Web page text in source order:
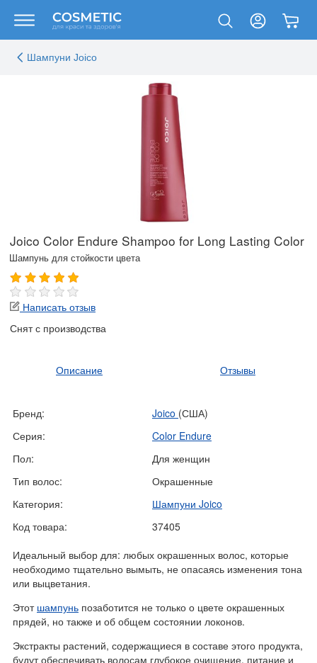
Шампуни Joico
Joico Color Endure Shampoo for Long Lasting Color
Шампунь для стойкости цвета
Написать отзыв
Снят с производства
Описание Отзывы
Бренд: Joico (США)
Серия:
Color Endure
Пол:
Для женщин
Тип волос:
Окрашенные
Категория:
Шампуни Joico
Код товара:
37405
Идеальный выбор для: любых окрашенных волос, которые
необходимо тщательно вымыть, не опасаясь изменения тона
или выцветания.
Этот шампунь позаботится не только о цвете окрашенных
прядей, но также и об общем состоянии локонов.
Экстракты растений, содержащиеся в составе этого продукта,
будут обеспечивать волосам глубокое очищение, питание и